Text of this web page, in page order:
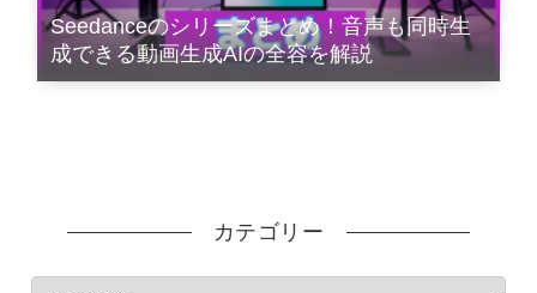
Seedanceのシリーズまとめ！音声も同時生
成できる動画生成AIの全容を解説
カテゴリー